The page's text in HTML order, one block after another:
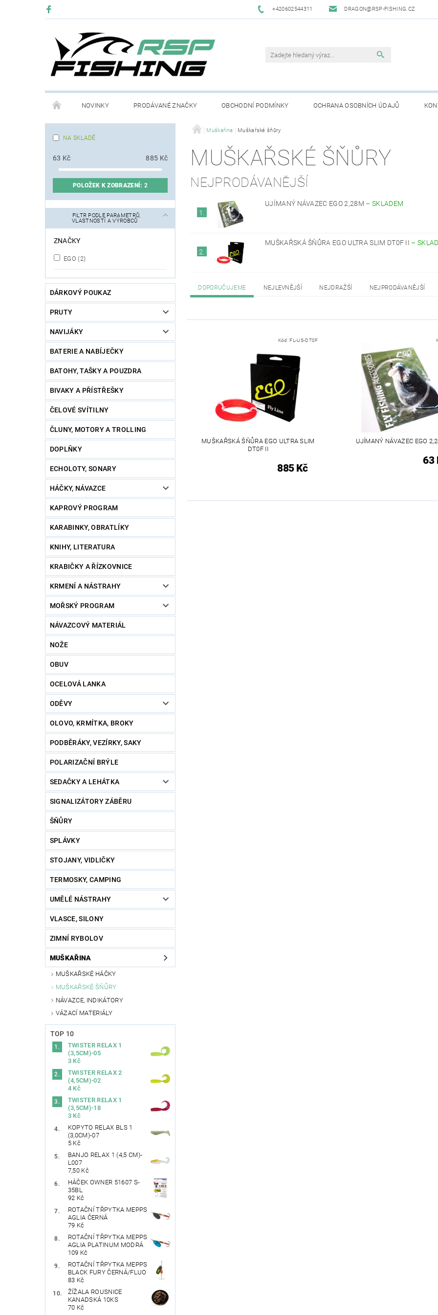
+420602544311 DRAGON@RSP-FISHING.CZ
NOVINKY PRODÁVANÉ ZNAČKY OBCHODNÍ PODMÍNKY OCHRANA OSOBNÍCH ÚDAJŮ
NA SKLADĚ
63 Kč 885 Kč
POLOŽEK K ZOBRAZENÍ: 2
FILTR PODLE PARAMETRŮ,
VLASTNOSTÍ A VÝROBCŮ
ZNAČKY
EGO (2)
DÁRKOVÝ POUKAZ
PRUTY
NAVIJÁKY
BATERIE A NABÍJEČKY
BATOHY, TAŠKY A POUZDRA
BIVAKY A PŘÍSTŘEŠKY
ČELOVÉ SVÍTILNY
ČLUNY, MOTORY A TROLLING
DOPLŇKY
ECHOLOTY, SONARY
HÁČKY, NÁVAZCE
KAPROVÝ PROGRAM
KARABINKY, OBRATLÍKY
KNIHY, LITERATURA
KRABIČKY A ŘÍZKOVNICE
KRMENÍ A NÁSTRAHY
MOŘSKÝ PROGRAM
NÁVAZCOVÝ MATERIÁL
NOŽE
OBUV
OCELOVÁ LANKA
ODĚVY
OLOVO, KRMÍTKA, BROKY
PODBĚRÁKY, VEZÍRKY, SAKY
POLARIZAČNÍ BRÝLE
SEDAČKY A LEHÁTKA
SIGNALIZÁTORY ZÁBĚRU
ŠŇŮRY
SPLÁVKY
STOJANY, VIDLIČKY
TERMOSKY, CAMPING
UMĚLÉ NÁSTRAHY
VLASCE, SILONY
ZIMNÍ RYBOLOV
MUŠKAŘINA
MUŠKAŘSKÉ HÁČKY
MUŠKAŘSKÉ ŠŇŮRY
NÁVAZCE, INDIKÁTORY
VÁZACÍ MATERIÁLY
TOP 10
TWISTER RELAX 1
(3,5CM)-05
3 Kč
TWISTER RELAX 2
(4,5CM)-02
4 Kč
TWISTER RELAX 1
(3,5CM)-18
3 Kč
KOPYTO RELAX BLS 1
(3,0CM)-07
5 Kč
BANJO RELAX 1 (4,5 CM)-
L007
7,50 Kč
HÁČEK OWNER 51607 S-
35BL
92 Kč
ROTAČNÍ TŘPYTKA MEPPS
AGLIA ČERNÁ
79 Kč
ROTAČNÍ TŘPYTKA MEPPS
AGLIA PLATINUM MODRÁ
109 Kč
ROTAČNÍ TŘPYTKA MEPPS
BLACK FURY ČERNÁ/FLUO
83 Kč
ŽÍŽALA ROUSNICE
KANADSKÁ 10KS
70 Kč
Muškařina Muškařské šňůry
MUŠKAŘSKÉ ŠŇŮRY
NEJPRODÁVANĚJŠÍ
1.
UJÍMANÝ NÁVAZEC EGO 2,28M – SKLADEM
2.
MUŠKAŘSKÁ ŠŇŮRA EGO ULTRA SLIM DT0F II –
DOPORUČUJEME NEJLEVNĚJŠÍ NEJDRAŽŠÍ NEJPRODÁVANĚJŠÍ
Kód: FL-US-DT0F
MUŠKAŘSKÁ ŠŇŮRA EGO ULTRA SLIM
DT0F II
885 Kč
UJÍMANÝ NÁVAZEC EGO
63